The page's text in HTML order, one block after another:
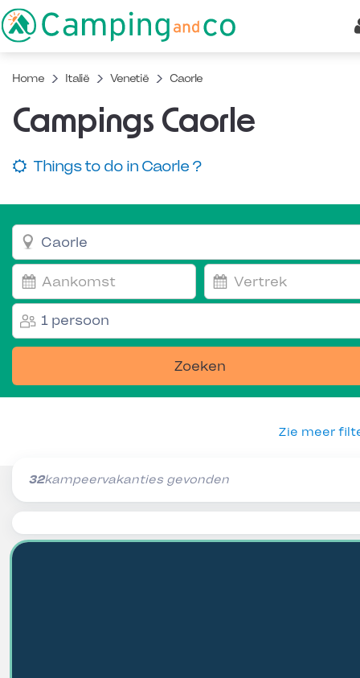
Home Italië Venetië Caorle
Campings Caorle
Things to do in Caorle ?
1 persoon
Zoeken
Zie meer
32kampeervakanties gevonden